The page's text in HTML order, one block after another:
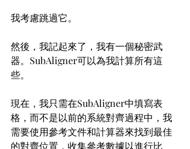
我考慮跳過它。
然後，我記起來了，我有一個秘密武
器。SubAligner可以為我計算所有這
些。
現在，我只需在SubAligner中填寫表
格，而不是以前的系統對齊過程中，我
需要使用參考文件和計算器來找到最佳
的對齊位置，收集參考數據以進行比